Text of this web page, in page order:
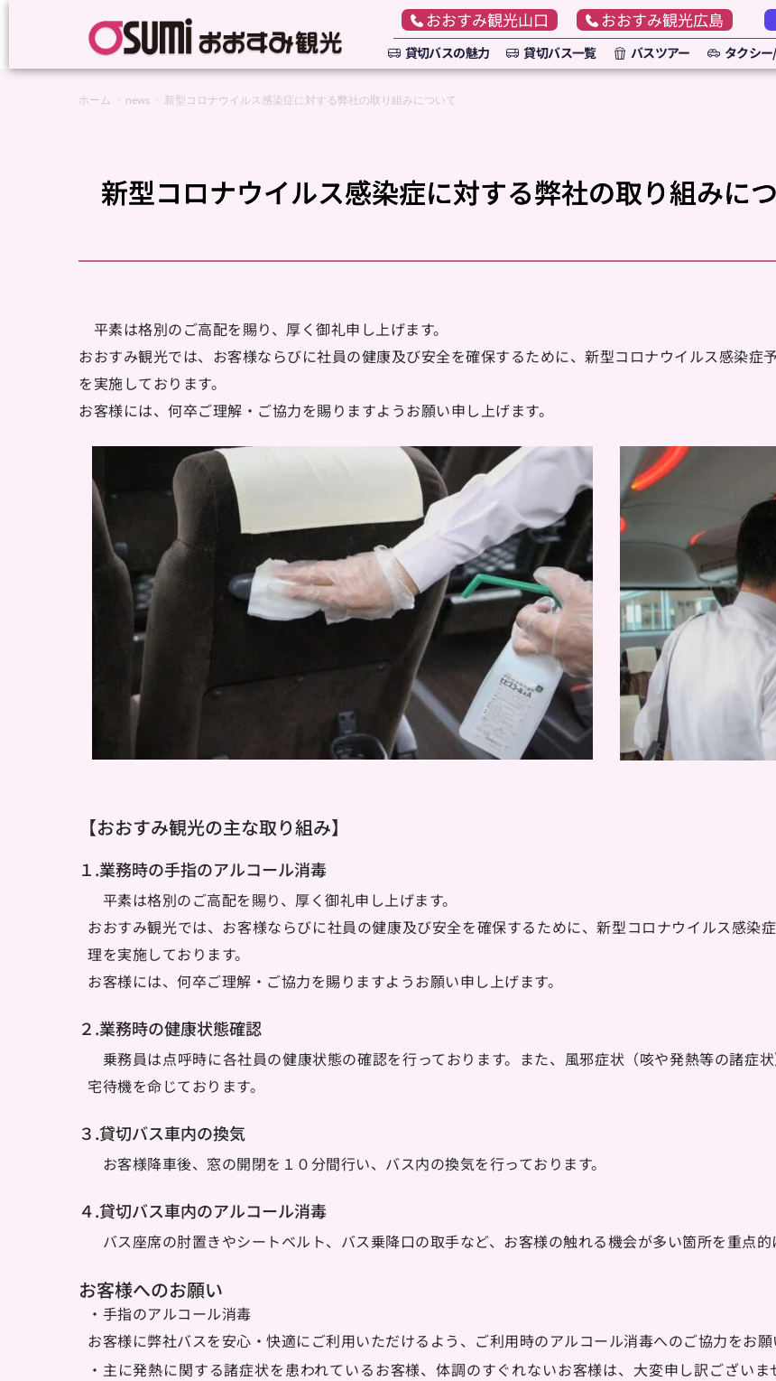
おおすみ観光山口 おおすみ観光広島
貸切バスの魅力 貸切バス一覧 バスツアー タクシ
ホーム news 新型コロナウイルス感染症に対する弊社の取り組みについて
新型コロナウイルス感染症に対する弊社の取り組みに
平素は格別のご高配を賜り、厚く御礼申し上げます。
おおすみ観光では、お客様ならびに社員の健康及び安全を確保するために、新型コロナウイルス感染症
を実施しております。
お客様には、何卒ご理解・ご協力を賜りますようお願い申し上げます。
【おおすみ観光の主な取り組み】
１.業務時の手指のアルコール消毒
平素は格別のご高配を賜り、厚く御礼申し上げます。
おおすみ観光では、お客様ならびに社員の健康及び安全を確保するために、新型コロナウイルス感染
理を実施しております。
お客様には、何卒ご理解・ご協力を賜りますようお願い申し上げます。
２.業務時の健康状態確認
乗務員は点呼時に各社員の健康状態の確認を行っております。また、風邪症状（咳や発熱等の諸症
宅待機を命じております。
３.貸切バス車内の換気
お客様降車後、窓の開閉を１０分間行い、バス内の換気を行っております。
４.貸切バス車内のアルコール消毒
バス座席の肘置きやシートベルト、バス乗降口の取手など、お客様の触れる機会が多い箇所を重点的
お客様へのお願い
・手指のアルコール消毒
お客様に弊社バスを安心・快適にご利用いただけるよう、ご利用時のアルコール消毒へのご協力をお願
・主に発熱に関する諸症状を患われているお客様、体調のすぐれないお客様は、大変申し訳ござい